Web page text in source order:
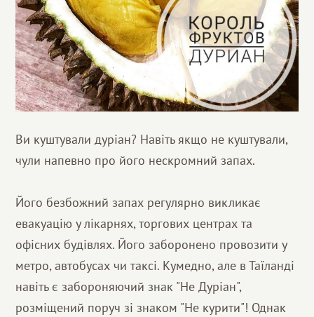
Ви куштували дуріан? Навіть якщо не куштували,
чули напевно про його нескромний запах.
Його безбожний запах регулярно викликає
евакуацію у лікарнях, торгових центрах та
офісних будівлях. Його заборонено провозити у
метро, ​​автобусах чи таксі. Кумедно, але в Таїланді
навіть є забороняючий знак "Не Дуріан",
розміщений поруч зі знаком "Не курити"! Однак